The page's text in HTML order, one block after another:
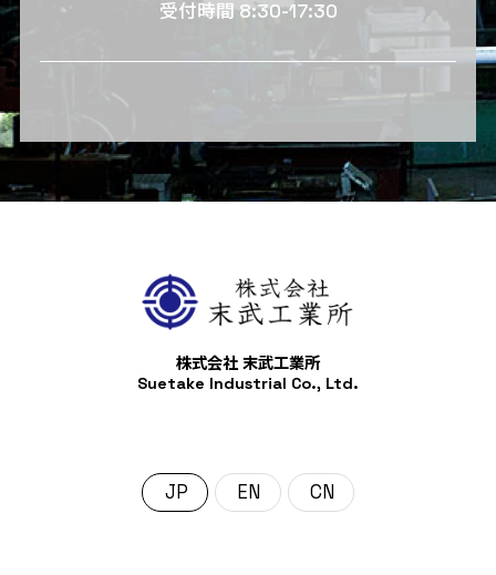
受付時間 8:30-17:30
株式会社 末武工業所
Suetake Industrial Co., Ltd.
日本語 English 中文 (中国)